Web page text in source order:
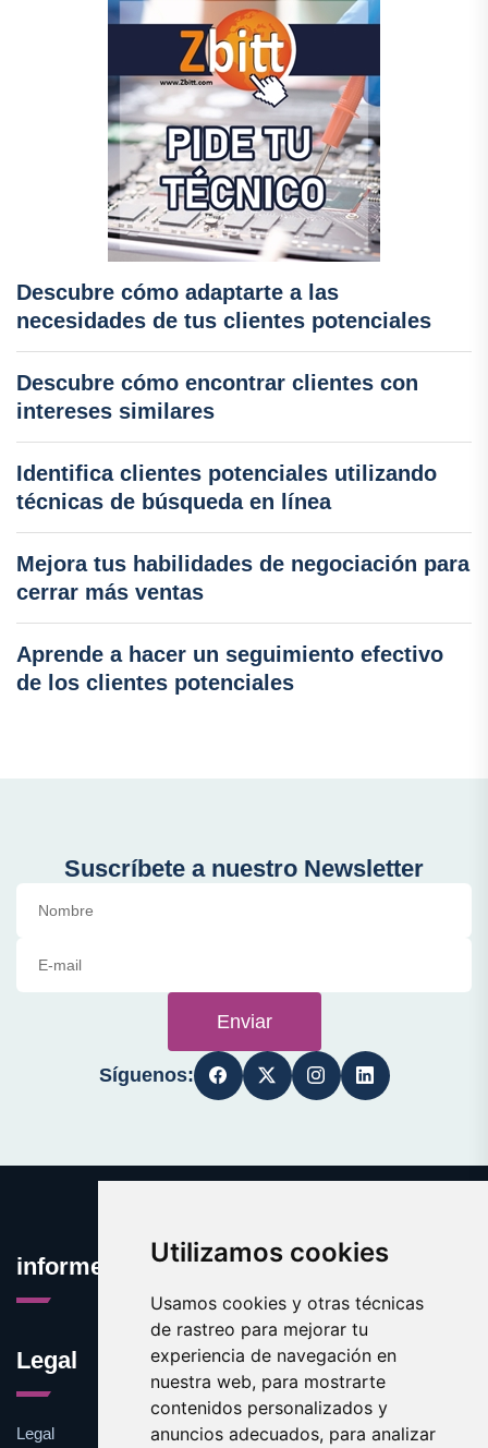
Utilizamos cookies
Usamos cookies y otras técnicas
de rastreo para mejorar tu
experiencia de navegación en
nuestra web, para mostrarte
contenidos personalizados y
anuncios adecuados, para analizar
Descubre cómo adaptarte a las
necesidades de tus clientes potenciales
Descubre cómo encontrar clientes con
intereses similares
Identifica clientes potenciales utilizando
técnicas de búsqueda en línea
Mejora tus habilidades de negociación para
cerrar más ventas
Aprende a hacer un seguimiento efectivo
de los clientes potenciales
Suscríbete a nuestro Newsletter
Enviar
Síguenos:
informecomercial.com
Legal
Legal